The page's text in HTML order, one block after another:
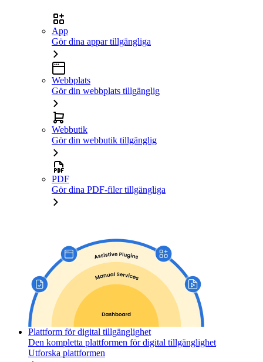
App
Gör dina appar tillgängliga
Webbplats
Gör din webbplats tillgänglig
Webbutik
Gör din webbutik tillgänglig
PDF
Gör dina PDF-filer tillgängliga
Plattform för digital tillgänglighet
Den kompletta plattformen för digital tillgänglighet
Utforska plattformen